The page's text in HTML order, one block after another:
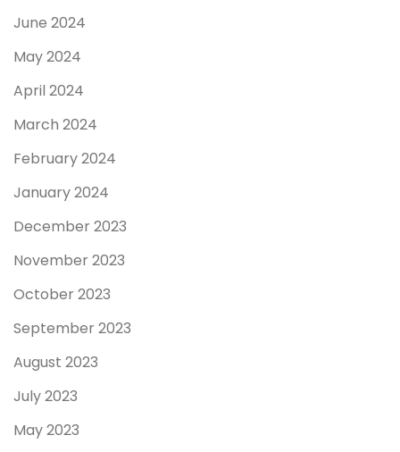
June 2024
May 2024
April 2024
March 2024
February 2024
January 2024
December 2023
November 2023
October 2023
September 2023
August 2023
July 2023
May 2023